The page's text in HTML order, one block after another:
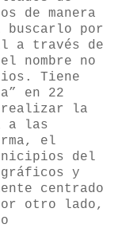
de manera
buscarlo por
a través de
nombre no
Tiene
en 22
realizar la
a las
el
del
y
centrado
otro lado,